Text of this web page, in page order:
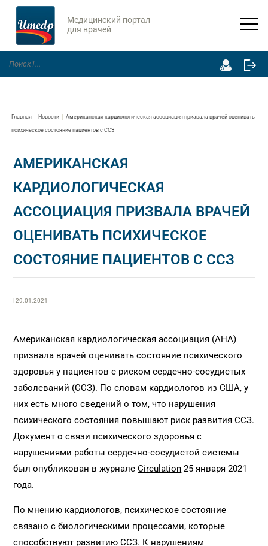
Медицинский портал
для врачей
Главная Новости Американская кардиологическая ассоциация призвала врачей оценивать
психическое состояние пациентов с ССЗ
АМЕРИКАНСКАЯ
КАРДИОЛОГИЧЕСКАЯ
АССОЦИАЦИЯ ПРИЗВАЛА ВРАЧЕЙ
ОЦЕНИВАТЬ ПСИХИЧЕСКОЕ
СОСТОЯНИЕ ПАЦИЕНТОВ С ССЗ
| 29.01.2021
Американская кардиологическая ассоциация (AHA)
призвала врачей оценивать состояние психического
здоровья у пациентов с риском сердечно-сосудистых
заболеваний (ССЗ). По словам кардиологов из США, у
них есть много сведений о том, что нарушения
психического состояния повышают риск развития ССЗ.
Документ о связи психического здоровья с
нарушениями работы сердечно-сосудистой системы
был опубликован в журналеCirculation 25 января 2021
года.
По мнению кардиологов, психическое состояние
связано с биологическими процессами, которые
способствуют развитию ССЗ. К нарушениям